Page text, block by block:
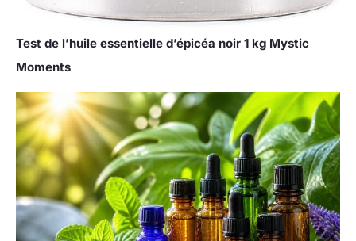
Test de l’huile essentielle d’épicéa noir 1 kg Mystic
Moments